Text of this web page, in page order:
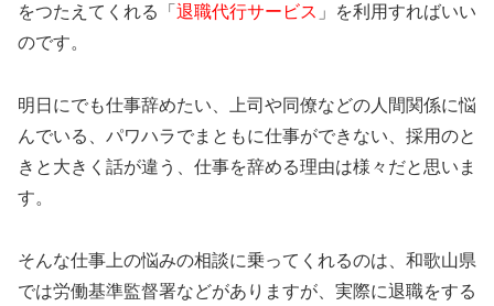
をつたえてくれる「 退職代行サービス 」を利用すればいい
のです。
明日にでも仕事辞めたい、上司や同僚などの人間関係に悩
んでいる、パワハラでまともに仕事ができない、採用のと
きと大きく話が違う、仕事を辞める理由は様々だと思いま
す。
そんな仕事上の悩みの相談に乗ってくれるのは、和歌山県
では労働基準監督署などがありますが、実際に退職をする